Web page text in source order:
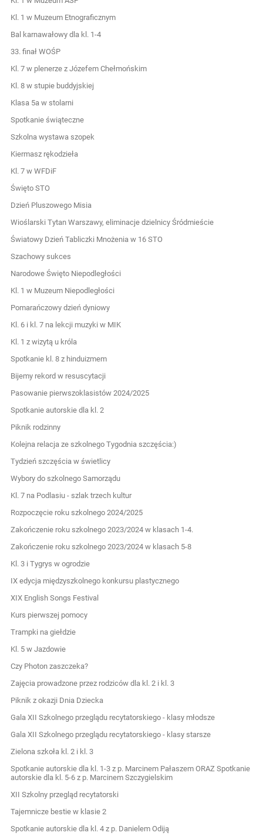
Kl. 1 w Muzeum Etnograficznym
Bal karnawałowy dla kl. 1-4
33. finał WOŚP
Kl. 7 w plenerze z Józefem Chełmońskim
Kl. 8 w stupie buddyjskiej
Klasa 5a w stolarni
Spotkanie świąteczne
Szkolna wystawa szopek
Kiermasz rękodzieła
Kl. 7 w WFDiF
Święto STO
Dzień Pluszowego Misia
Wioślarski Tytan Warszawy, eliminacje dzielnicy Śródmieście
Światowy Dzień Tabliczki Mnożenia w 16 STO
Szachowy sukces
Narodowe Święto Niepodległości
Kl. 1 w Muzeum Niepodległości
Pomarańczowy dzień dyniowy
Kl. 6 i kl. 7 na lekcji muzyki w MIK
Kl. 1 z wizytą u króla
Spotkanie kl. 8 z hinduizmem
Bijemy rekord w resuscytacji
Pasowanie pierwszoklasistów 2024/2025
Spotkanie autorskie dla kl. 2
Piknik rodzinny
Kolejna relacja ze szkolnego Tygodnia szczęścia:)
Tydzień szczęścia w świetlicy
Wybory do szkolnego Samorządu
Kl. 7 na Podlasiu - szlak trzech kultur
Rozpoczęcie roku szkolnego 2024/2025
Zakończenie roku szkolnego 2023/2024 w klasach 1-4.
Zakończenie roku szkolnego 2023/2024 w klasach 5-8
Kl. 3 i Tygrys w ogrodzie
IX edycja międzyszkolnego konkursu plastycznego
XIX English Songs Festival
Kurs pierwszej pomocy
Trampki na giełdzie
Kl. 5 w Jazdowie
Czy Photon zaszczeka?
Zajęcia prowadzone przez rodziców dla kl. 2 i kl. 3
Piknik z okazji Dnia Dziecka
Gala XII Szkolnego przeglądu recytatorskiego - klasy młodsze
Gala XII Szkolnego przeglądu recytatorskiego - klasy starsze
Zielona szkoła kl. 2 i kl. 3
Spotkanie autorskie dla kl. 1-3 z p. Marcinem Pałaszem ORAZ Spotkanie
autorskie dla kl. 5-6 z p. Marcinem Szczygielskim
XII Szkolny przegląd recytatorski
Tajemnicze bestie w klasie 2
Spotkanie autorskie dla kl. 4 z p. Danielem Odiją